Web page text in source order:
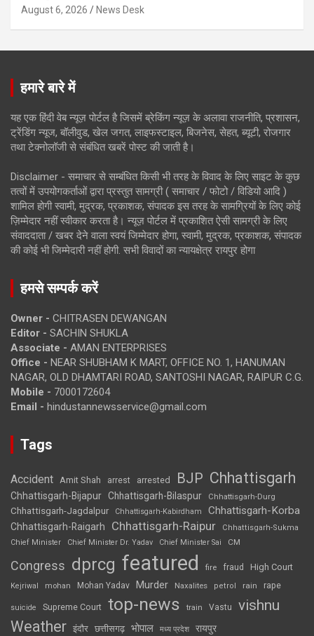
August 6, 2026 News Desk
हमारे बारे में
यह एक हिंदी वेब न्यूज़ पोर्टल है जिसमें ब्रेकिंग न्यूज़ के अलावा राजनीति, प्रशासन,
ट्रेंडिंग न्यूज, बॉलीवुड, खेल जगत, लाइफस्टाइल, बिजनेस, सेहत, ब्यूटी, रोजगार
तथा टेक्नोलॉजी से संबंधित खबरें पोस्ट की जाती है।
Disclaimer - समाचार से सम्बंधित किसी भी तरह के विवाद के लिए साइट के कुछ
तत्वों में उपयोगकर्ताओं द्वारा प्रस्तुत सामग्री ( समाचार / फोटो / विडियो आदि )
शामिल होगी स्वामी, मुद्रक, प्रकाशक, संपादक इस तरह के सामग्रियों के लिए कोई
ज़िम्मेदार नहीं स्वीकार करता है। न्यूज़ पोर्टल में प्रकाशित ऐसी सामग्री के लिए
संवाददाता / खबर देने वाला स्वयं जिम्मेदार होगा, स्वामी, मुद्रक, प्रकाशक, संपादक
की कोई भी जिम्मेदारी नहीं होगी. सभी विवादों का न्यायक्षेत्र रायपुर होगा
हमसे सम्पर्क करें
Owner - CHITRASEN DEWANGAN
Editor - SACHIN SHUKLA
Associate - AMAN ENTERPRISES
Office - NEAR SHUBHAM K MART, OFFICE NO. 1, HANUMAN
NAGAR, OLD DHAMTARI ROAD, SANTOSHI NAGAR, RAIPUR C.G.
Mobile - 7000172604
Email - hindustannewsservice@gmail.com
Tags
Accident Amit Shah arrest arrested BJP Chhattisgarh
Chhattisgarh-Bijapur Chhattisgarh-Bilaspur Chhattisgarh-Durg
Chhattisgarh-Jagdalpur Chhattisgarh-Kabirdham Chhattisgarh-Korba
Chhattisgarh-Raigarh Chhattisgarh-Raipur
Chhattisgarh-Sukma
Chief Minister
Chief Minister Dr. Yadav Chief Minister Sai CM
Congress dprcg featured fire fraud High Court
Kejriwal mohan Mohan Yadav Murder Naxalites petrol rain rape
suicide Supreme Court top-news train Vastu vishnu
Weather इंदौर छत्तीसगढ़ भोपाल मध्य प्रदेश रायपुर